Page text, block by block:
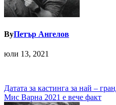
ByПетър Ангелов
юли 13, 2021
Навигация
Датата за кастинга за най –
Мис Варна 2021 е вече факт